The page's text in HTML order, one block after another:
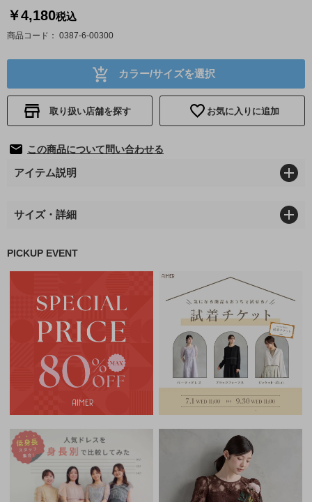
￥4,180税込
商品コード 0387-6-00300
カラー/サイズを選択
取り扱い店舗を探す お気に入りに追加
この商品について問い合わせる
アイテム説明
サイズ・詳細
PICKUP EVENT